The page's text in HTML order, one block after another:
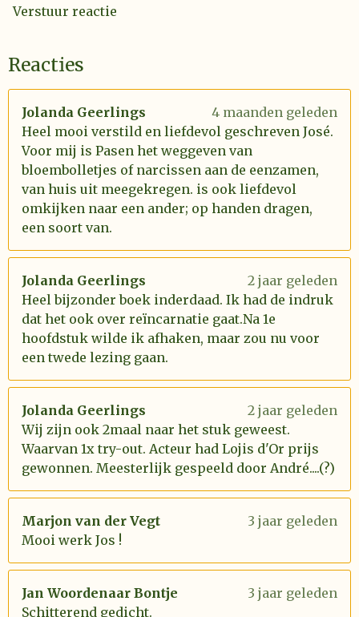
Verstuur reactie
Reacties
Jolanda Geerlings
4 maanden geleden
Heel mooi verstild en liefdevol geschreven José.
Voor mij is Pasen het weggeven van
bloembolletjes of narcissen aan de eenzamen,
van huis uit meegekregen. is ook liefdevol
omkijken naar een ander; op handen dragen,
een soort van.
Jolanda Geerlings
2 jaar geleden
Heel bijzonder boek inderdaad. Ik had de indruk
dat het ook over reïncarnatie gaat.Na 1e
hoofdstuk wilde ik afhaken, maar zou nu voor
een twede lezing gaan.
Jolanda Geerlings
2 jaar geleden
Wij zijn ook 2maal naar het stuk geweest.
Waarvan 1x try-out. Acteur had Lojis d'Or prijs
gewonnen. Meesterlijk gespeeld door André....(?)
Marjon van der Vegt
3 jaar geleden
Mooi werk Jos !
Jan Woordenaar Bontje
3 jaar geleden
Schitterend gedicht.